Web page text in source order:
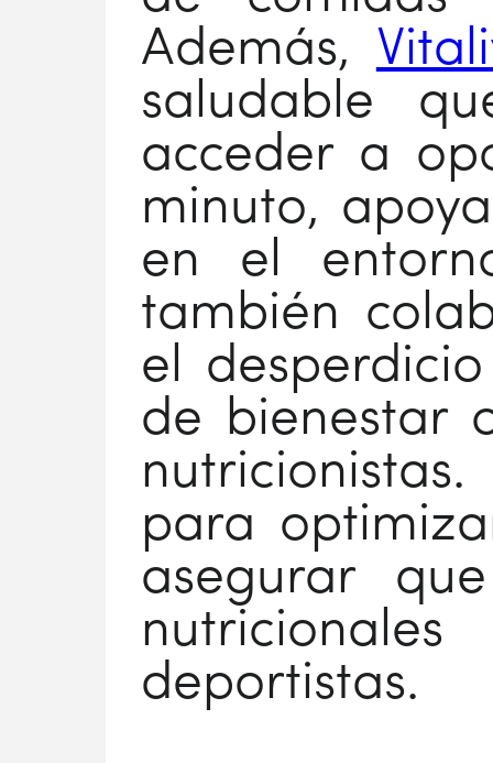
Además,
saludable
acceder a
minuto,
en el
también
el
de bienestar
nutricionistas.
para
asegurar
deportistas.